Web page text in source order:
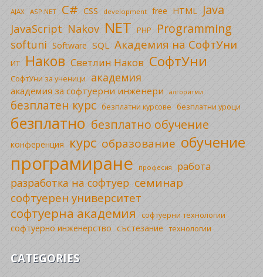
AJAX ASP.NET C# CSS development free HTML Java
JavaScript Nakov NET PHP Programming
softuni Software SQL Академия на СофтУни
ИТ Наков Светлин Наков СофтУни
СофтУни за ученици академия
академия за софтуерни инженери алгоритми
безплатен курс безплатни курсове безплатни уроци
безплатно безплатно обучение
конференция курс образование обучение
програмиране професия работа
разработка на софтуер семинар
софтуерен университет
софтуерна академия софтуерни технологии
софтуерно инженерство състезание технологии
CATEGORIES